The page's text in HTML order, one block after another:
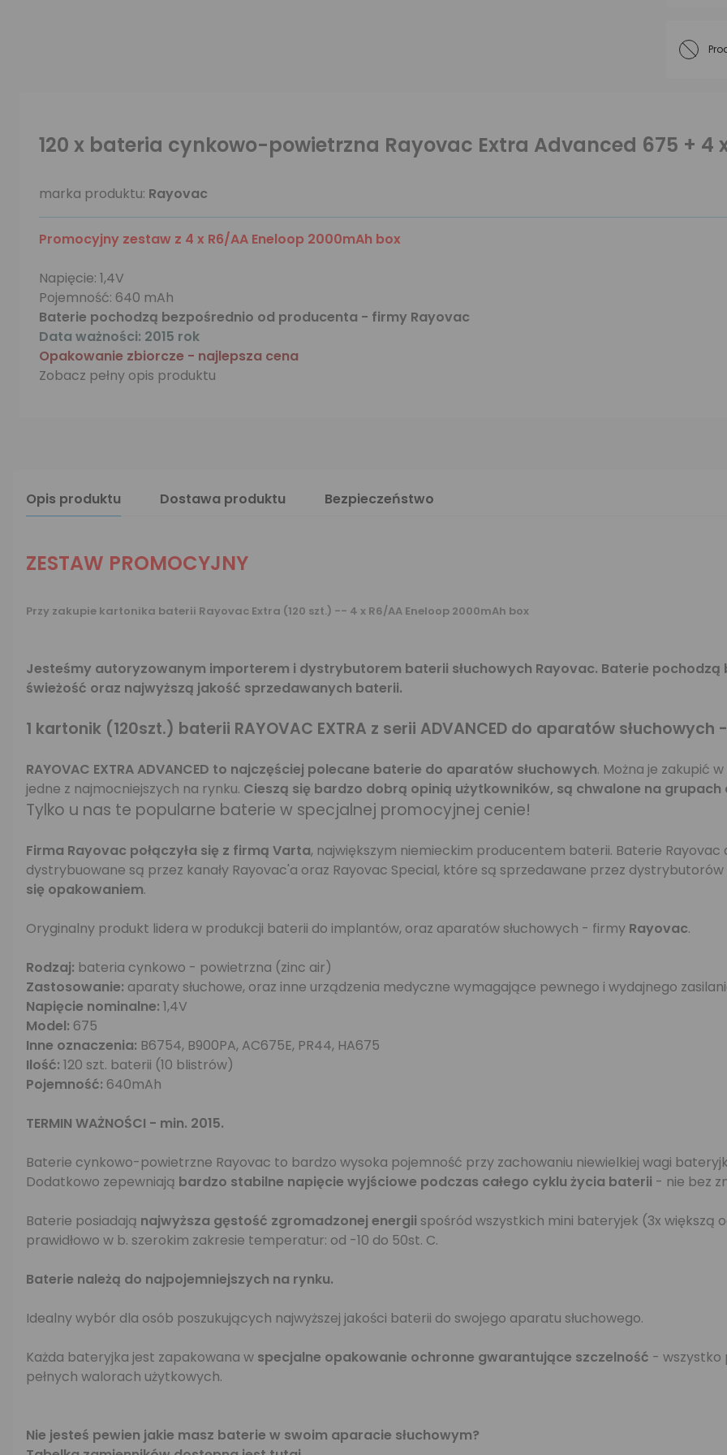
120 x bateria cynkowo-powietrzna Rayovac Extra Advanced 675 + 4 x
marka produktu: Rayovac
Promocyjny zestaw z 4 x R6/AA Eneloop 2000mAh box
Napięcie: 1,4V
Pojemność: 640 mAh
Baterie pochodzą bezpośrednio od producenta - firmy Rayovac
Data ważności: 2015 rok
Opakowanie zbiorcze - najlepsza cena
Zobacz pełny opis produktu
Opis produktu Dostawa produktu Bezpieczeństwo
ZESTAW PROMOCYJNY
Przy zakupie kartonika baterii Rayovac Extra (120 szt.) -- 4 x R6/AA Eneloop 2000mAh box
Jesteśmy autoryzowanym importerem i dystrybutorem baterii słuchowych Rayovac. Baterie pochodzą
świeżość oraz najwyższą jakość sprzedawanych baterii.
1 kartonik (120szt.) baterii RAYOVAC EXTRA z serii ADVANCED do aparatów słuchowych -
RAYOVAC EXTRA ADVANCED to najczęściej polecane baterie do aparatów słuchowych. Można je zakupić
jedne z najmocniejszych na rynku. Cieszą się bardzo dobrą opinią użytkowników, są chwalone na grupach
Tylko u nas te popularne baterie w specjalnej promocyjnej cenie!
Firma Rayovac połączyła się z firmą Varta, największym niemieckim producentem baterii. Baterie Rayovac
dystrybuowane są przez kanały Rayovac'a oraz Rayovac Special, które są sprzedawane przez dystrybutorów
się opakowaniem.
Oryginalny produkt lidera w produkcji baterii do implantów, oraz aparatów słuchowych - firmy Rayovac.
Rodzaj: bateria cynkowo - powietrzna (zinc air)
Zastosowanie: aparaty słuchowe, oraz inne urządzenia medyczne wymagające pewnego i wydajnego
Napięcie nominalne: 1,4V
Model: 675
Inne oznaczenia: B6754, B900PA, AC675E, PR44, HA675
Ilość: 120 szt. baterii (10 blistrów)
Pojemność: 640mAh
TERMIN WAŻNOŚCI - min. 2015.
Baterie cynkowo-powietrzne Rayovac to bardzo wysoka pojemność przy zachowaniu niewielkiej wagi
Dodatkowo zepewniają bardzo stabilne napięcie wyjściowe podczas całego cyklu życia baterii - nie bez
Baterie posiadają najwyższa gęstość zgromadzonej energii spośród wszystkich mini bateryjek (3x większą
prawidłowo w b. szerokim zakresie temperatur: od -10 do 50st. C.
Baterie należą do najpojemniejszych na rynku.
Idealny wybór dla osób poszukujących najwyższej jakości baterii do swojego aparatu słuchowego.
Każda bateryjka jest zapakowana w specjalne opakowanie ochronne gwarantujące szczelność - wszystko
pełnych walorach użytkowych.
Nie jesteś pewien jakie masz baterie w swoim aparacie słuchowym?